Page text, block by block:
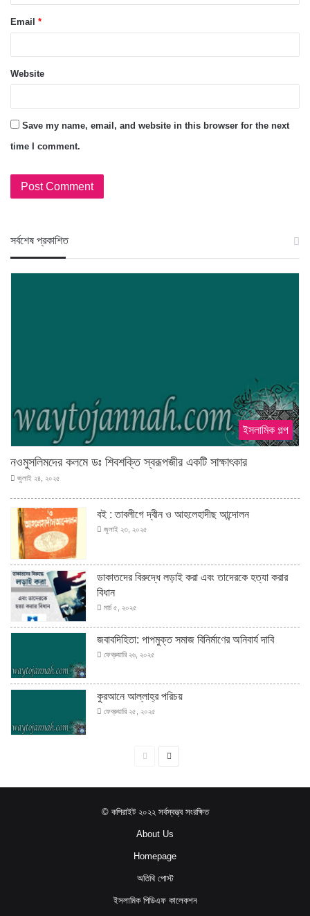
Email *
Website
Save my name, email, and website in this browser for the next
time I comment.
স‍র্বশেষ প্রকাশিত
ইসলামিক গল্প
নওমুসলিমদের কলমে ডঃ শিবশক্তি স্বরূপজীর একটি সাক্ষাৎকার
জুলাই ২৪, ২০২৫
বই : তাবলীগে দ্বীন ও আহলেহাদীছ আন্দোলন
জুলাই ২৩, ২০২৫
ডাকাতদের বিরুদ্ধে লড়াই করা এবং তাদেরকে হত্যা করার
বিধান
মার্চ ৫, ২০২৫
জবাবদিহিতা: পাপমুক্ত সমাজ বিনির্মাণের অনিবার্য দাবি
ফেব্রুয়ারি ২৬, ২০২৫
কুরআনে আল্লাহ্‌র পরিচয়
ফেব্রুয়ারি ২৫, ২০২৫
পূর্বের
পরবর্তী
© কপিরাইট ২০২২ সর্বস্বত্ত্ব সংরক্ষিত
About Us
Homepage
অতিথি পোস্ট
ইসলামিক পিডিএফ কালেকশন